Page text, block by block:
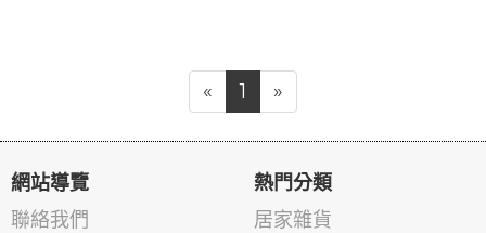
« 1 »
網站導覽
聯絡我們
熱門分類
居家雜貨